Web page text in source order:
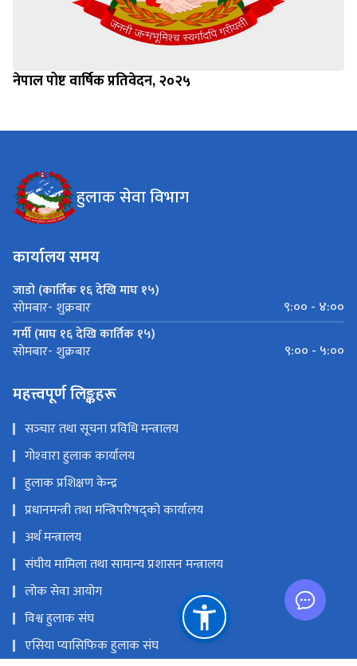
नेपाल पोष्ट वार्षिक प्रतिवेदन, २०२५
हुलाक सेवा विभाग
कार्यालय समय
जाडो (कार्तिक १६ देखि माघ १५)
सोमबार- शुक्रबार
९:०० - ४:००
गर्मी (माघ १६ देखि कार्तिक १५)
सोमबार- शुक्रबार ९:०० - ५:००
महत्त्वपूर्ण लिङ्कहरू
सञ्‍चार तथा सूचना प्रविधि मन्त्रालय
गोश्‍वारा हुलाक कार्यालय
हुलाक प्रशिक्षण केन्द्र
प्रधानमन्त्री तथा मन्त्रिपरिषद्को कार्यालय
अर्थ मन्त्रालय
संघीय मामिला तथा सामान्य प्रशासन मन्त्रालय
लोक सेवा आयोग
विश्व हुलाक संघ
एसिया प्यासिफिक हुलाक संघ